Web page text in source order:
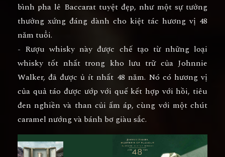
bình pha lê Baccarat tuyệt đẹp, như một sự tưởng
thưởng xứng đáng dành cho kiệt tác hương vị 48
năm tuổi.
- Rượu whisky này được chế tạo từ những loại
whisky tốt nhất trong kho lưu trữ của Johnnie
Walker, đã được ủ ít nhất 48 năm. Nó có hương vị
của quả táo được ướp với quế kết hợp với hồi, tiêu
đen nghiền và than củi ấm áp, cùng với một chút
caramel nướng và bánh bơ giàu sắc.